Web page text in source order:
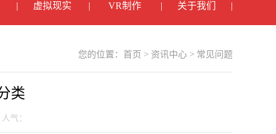
虚拟现实 VR制作 关于我们
您的位置： 首页 > 资讯中心 > 常见问题
类
气：